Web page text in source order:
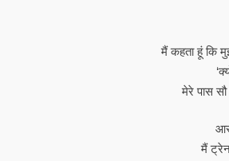
मैं कहता हूं कि
मेरे पास
मैं